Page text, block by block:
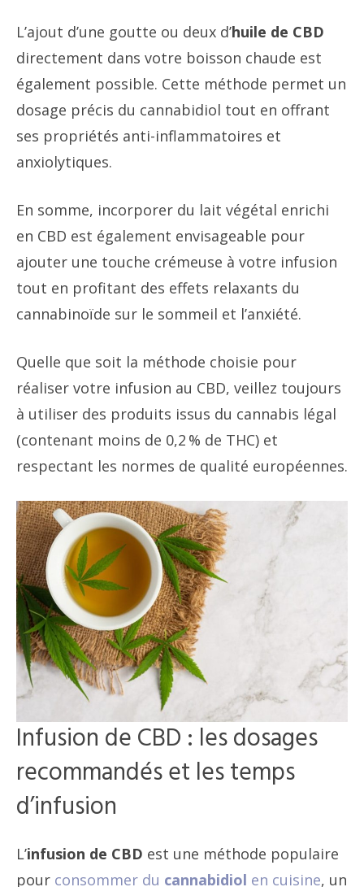
L’ajout d’une goutte ou deux d’huile de CBD
directement dans votre boisson chaude est
également possible. Cette méthode permet un
dosage précis du cannabidiol tout en offrant
ses propriétés anti-inflammatoires et
anxiolytiques.
En somme, incorporer du lait végétal enrichi
en CBD est également envisageable pour
ajouter une touche crémeuse à votre infusion
tout en profitant des effets relaxants du
cannabinoïde sur le sommeil et l’anxiété.
Quelle que soit la méthode choisie pour
réaliser votre infusion au CBD, veillez toujours
à utiliser des produits issus du cannabis légal
(contenant moins de 0,2 % de THC) et
respectant les normes de qualité européennes.
Infusion de CBD : les dosages
recommandés et les temps
d’infusion
L’infusion de CBD est une méthode populaire
pour consommer du cannabidiol en cuisine, un